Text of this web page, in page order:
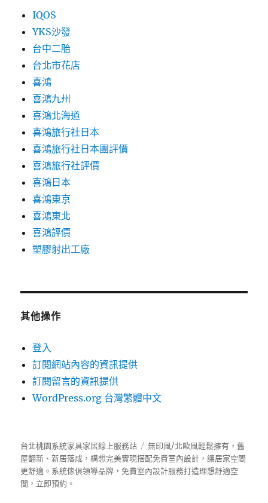
IQOS
YKS沙發
台中二胎
台北市花店
喜鴻
喜鴻九州
喜鴻北海道
喜鴻旅行社日本
喜鴻旅行社日本團評價
喜鴻旅行社評價
喜鴻日本
喜鴻東京
喜鴻東北
喜鴻評價
塑膠射出工廠
其他操作
登入
訂閱網站內容的資訊提供
訂閱留言的資訊提供
WordPress.org 台灣繁體中文
台北桃園系統家具家居線上服務站
無印風/北歐風輕鬆擁有，舊
屋翻新、新居落成，構想完美實現搭配免費室內設計，讓居家空間
更舒適。 系統傢俱領導品牌，免費室內設計服務打造理想舒適空
間，立即預約。